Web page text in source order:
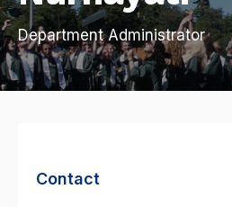
Department Administrator
Contact